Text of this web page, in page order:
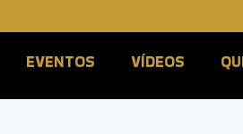
EVENTOS VÍDEOS